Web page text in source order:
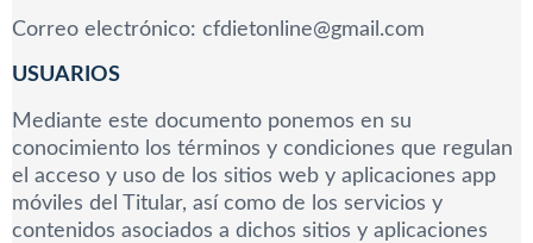
Correo electrónico: cfdietonline@gmail.com
USUARIOS
Mediante este documento ponemos en su
conocimiento los términos y condiciones que regulan
el acceso y uso de los sitios web y aplicaciones app
móviles del Titular, así como de los servicios y
contenidos asociados a dichos sitios y aplicaciones